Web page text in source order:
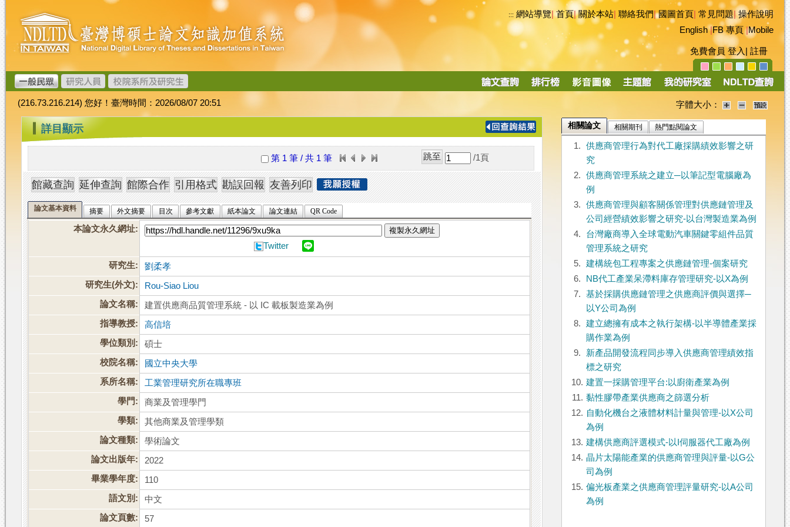
跳
到
主
要
內
容
臺
灣
博
碩
士
論
文
加
值
系
統
::: 網站導覽|首頁|關於本站 聯絡我們|國圖首頁 常見問題|操作說明
English|FB 專頁|Mobile
免費會員 登入 註冊
導
(216.73.216.214) 您好！臺灣時間：2026/08/07 20:51 字體大小：
::: 詳目顯示
第 1 筆 / 共 1 筆 /1 頁
論文基本資料 摘要 外文摘要 目次 參考文獻 紙本論文 論文連結 QR Code
本論文永久網址: 複製永久網址
Twitter
研究生:
劉柔孝
研究生(外文):
Rou-Siao Liou
論文名稱:
建置供應商品質管理系統 - 以 IC 載板製造業為例
指導教授:
高信培
學位類別:
碩士
校院名稱:
國立中央大學
系所名稱:
工業管理研究所在職專班
學門:
商業及管理學門
學類:
其他商業及管理學類
論文種類:
學術論文
論文出版年:
2022
畢業學年度:
110
語文別:
中文
論文頁數:
57
相關論文 相關期刊 熱門點閱論文
1.
供應商管理行為對代工廠採購績效影響之研
究
2.
供應商管理系統之建立─以筆記型電腦廠為
例
3.
供應商管理與顧客關係管理對供應鏈管理及
公司經營績效影響之研究-以台灣製造業為例
4.
台灣廠商導入全球電動汽車關鍵零組件品質
管理系統之研究
5.
建構統包工程專案之供應鏈管理-個案研究
6.
NB代工產業呆滯料庫存管理研究-以X為例
7.
基於採購供應鏈管理之供應商評價與選擇─
以Y公司為例
8.
建立總擁有成本之執行架構-以半導體產業採
購作業為例
9.
新產品開發流程同步導入供應商管理績效指
標之研究
10. 建置一採購管理平台:以廚衛產業為例
11. 黏性膠帶產業供應商之篩選分析
12. 自動化機台之液體材料計量與管理-以X公司
為例
13. 建構供應商評選模式-以I伺服器代工廠為例
14. 晶片太陽能產業的供應商管理與評量-以G公
司為例
15. 偏光板產業之供應商管理評量研究-以A公司
為例